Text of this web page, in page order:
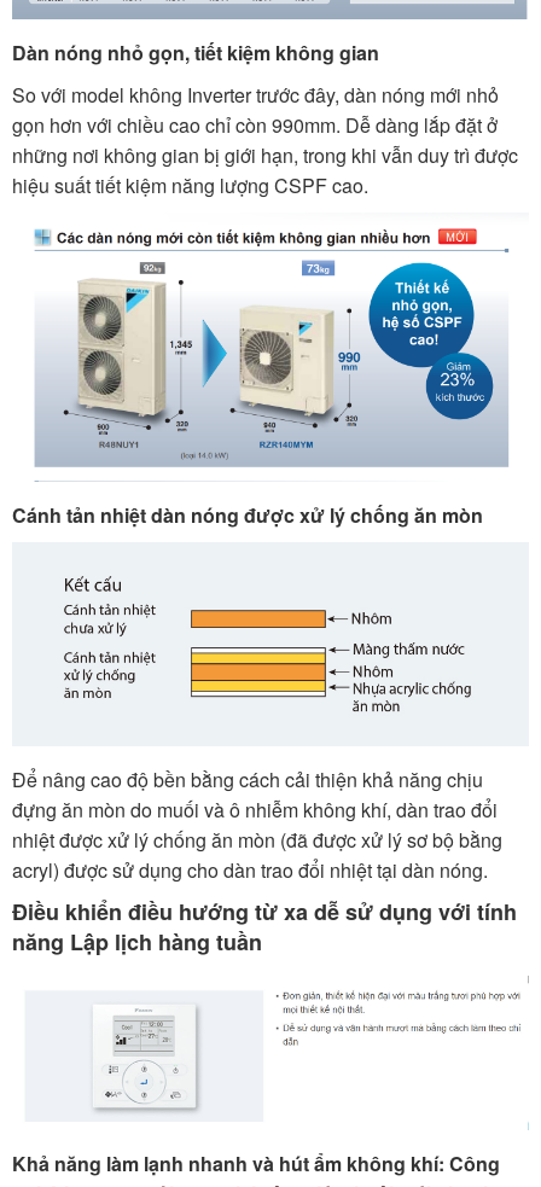
Dàn nóng nhỏ gọn, tiết kiệm không gian
So với model không Inverter trước đây, dàn nóng mới nhỏ
gọn hơn với chiều cao chỉ còn 990mm. Dễ dàng lắp đặt ở
những nơi không gian bị giới hạn, trong khi vẫn duy trì được
hiệu suất tiết kiệm năng lượng CSPF cao.
Cánh tản nhiệt dàn nóng được xử lý chống ăn mòn
Để nâng cao độ bền bằng cách cải thiện khả năng chịu
đựng ăn mòn do muối và ô nhiễm không khí, dàn trao đổi
nhiệt được xử lý chống ăn mòn (đã được xử lý sơ bộ bằng
acryl) được sử dụng cho dàn trao đổi nhiệt tại dàn nóng.
Điều khiển điều hướng từ xa dễ sử dụng với tính
năng Lập lịch hàng tuần
Khả năng làm lạnh nhanh và hút ẩm không khí: Công